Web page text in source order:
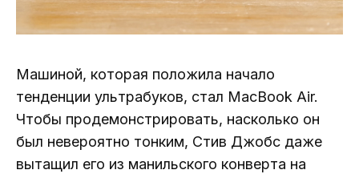
Машиной, которая положила начало
тенденции ультрабуков, стал MacBook Air.
Чтобы продемонстрировать, насколько он
был невероятно тонким, Стив Джобс даже
вытащил его из манильского конверта на